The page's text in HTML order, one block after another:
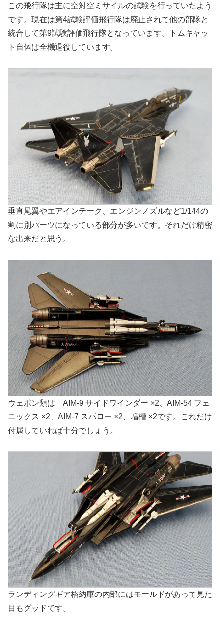
この飛行隊は主に空対空ミサイルの試験を行っていたよう
です。現在は第4試験評価飛行隊は廃止されて他の部隊と
統合して第9試験評価飛行隊となっています。トムキャッ
ト自体は全機退役しています。
垂直尾翼やエアインテーク、エンジンノズルなど1/144の
割に別パーツになっている部分が多いです。それだけ精密
な出来だと思う。
ウェポン類は AIM-9 サイドワインダー ×2、AIM-54 フェ
ニックス ×2、AIM-7 スパロー ×2、増槽 ×2です。これだけ
付属していれば十分でしょう。
ランディングギア格納庫の内部にはモールドがあって見た
目もグッドです。